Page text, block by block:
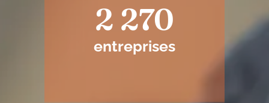
2 270
entreprises